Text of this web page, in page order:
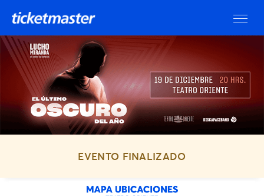
EVENTO FINALIZADO